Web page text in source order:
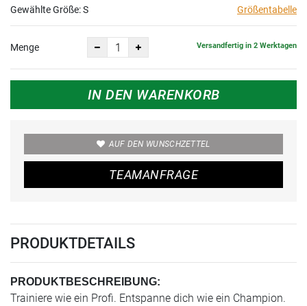
Gewählte Größe:S Größentabelle
Menge Versandfertig in 2 Werktagen
IN DEN WARENKORB
AUF DEN WUNSCHZETTEL
TEAMANFRAGE
PRODUKTDETAILS
PRODUKTBESCHREIBUNG:
Trainiere wie ein Profi. Entspanne dich wie ein Champion.